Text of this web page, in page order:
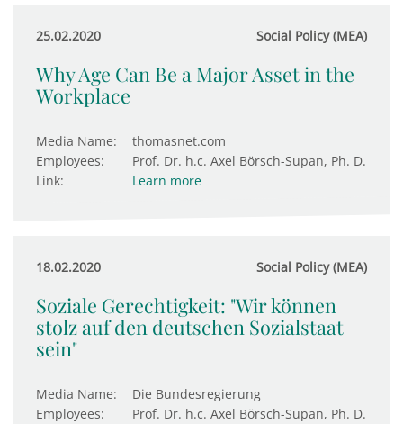
25.02.2020 Social Policy (MEA)
Why Age Can Be a Major Asset in the
Workplace
Media Name:
thomasnet.com
Employees:
Prof. Dr. h.c. Axel Börsch-Supan, Ph. D.
Link:
Learn more
18.02.2020 Social Policy (MEA)
Soziale Gerechtigkeit: "Wir können
stolz auf den deutschen Sozialstaat
sein"
Media Name:
Die Bundesregierung
Employees:
Prof. Dr. h.c. Axel Börsch-Supan, Ph. D.